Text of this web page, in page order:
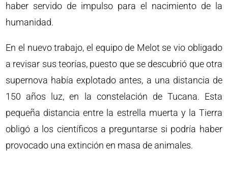
haber servido de impulso para el nacimiento de la
humanidad.
En el nuevo trabajo, el equipo de Melot se vio obligado
a revisar sus teorías, puesto que se descubrió que otra
supernova había explotado antes, a una distancia de
150 años luz, en la constelación de Tucana. Esta
pequeña distancia entre la estrella muerta y la Tierra
obligó a los científicos a preguntarse si podría haber
provocado una extinción en masa de animales.